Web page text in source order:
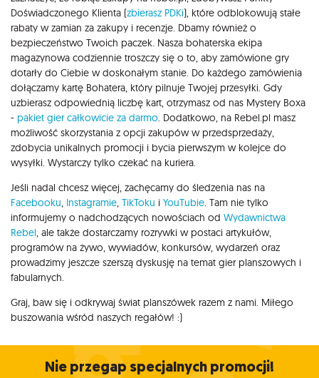
Doświadczonego Klienta (zbierasz PDKi), które odblokowują stałe
rabaty w zamian za zakupy i recenzje. Dbamy również o
bezpieczeństwo Twoich paczek. Nasza bohaterska ekipa
magazynowa codziennie troszczy się o to, aby zamówione gry
dotarły do Ciebie w doskonałym stanie. Do każdego zamówienia
dołączamy kartę Bohatera, który pilnuje Twojej przesyłki. Gdy
uzbierasz odpowiednią liczbę kart, otrzymasz od nas Mystery Boxa
- pakiet gier całkowicie za darmo. Dodatkowo, na Rebel.pl masz
możliwość skorzystania z opcji zakupów w przedsprzedaży,
zdobycia unikalnych promocji i bycia pierwszym w kolejce do
wysyłki. Wystarczy tylko czekać na kuriera.
Jeśli nadal chcesz więcej, zachęcamy do śledzenia nas na
Facebooku, Instagramie, TikToku i YouTubie. Tam nie tylko
informujemy o nadchodzących nowościach od Wydawnictwa
Rebel, ale także dostarczamy rozrywki w postaci artykułów,
programów na żywo, wywiadów, konkursów, wydarzeń oraz
prowadzimy jeszcze szerszą dyskusję na temat gier planszowych i
fabularnych.
Graj, baw się i odkrywaj świat planszówek razem z nami. Miłego
buszowania wśród naszych regałów! :)
Nie przegap specjalnych promocji!